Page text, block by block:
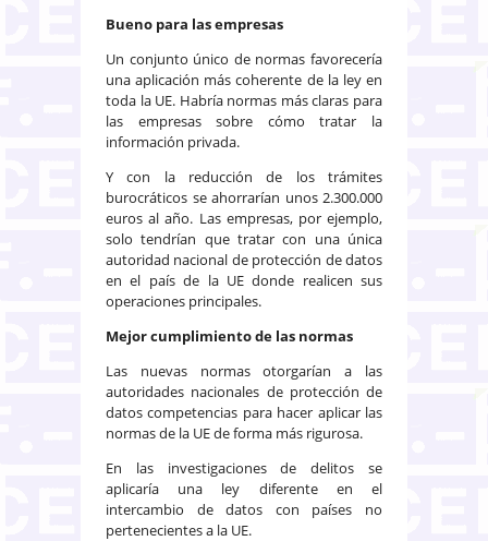
Bueno para las empresas
Un conjunto único de normas favorecería
una aplicación más coherente de la ley en
toda la UE. Habría normas más claras para
las empresas sobre cómo tratar la
información privada.
Y con la reducción de los trámites
burocráticos se ahorrarían unos 2.300.000
euros al año. Las empresas, por ejemplo,
solo tendrían que tratar con una única
autoridad nacional de protección de datos
en el país de la UE donde realicen sus
operaciones principales.
Mejor cumplimiento de las normas
Las nuevas normas otorgarían a las
autoridades nacionales de protección de
datos competencias para hacer aplicar las
normas de la UE de forma más rigurosa.
En las investigaciones de delitos se
aplicaría una ley diferente en el
intercambio de datos con países no
pertenecientes a la UE.